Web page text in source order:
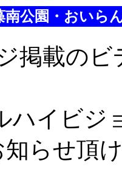
南公園・おいら
掲載の
ハイビ
らせ頂